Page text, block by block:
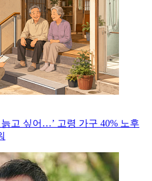
고 싶어…’ 고령 가구 40% 노후